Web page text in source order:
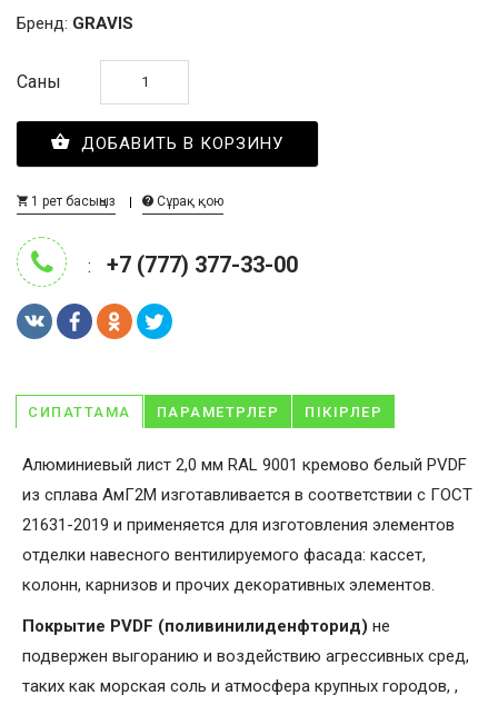
Бренд: GRAVIS
Саны
ДОБАВИТЬ В КОРЗИНУ
1 рет басыңыз Сұрақ қою
: +7 (777) 377-33-00
СИПАТТАМА ПАРАМЕТРЛЕР ПІКІРЛЕР
Алюминиевый лист 2,0 мм RAL 9001 кремово белый PVDF
из сплава АмГ2М изготавливается в соответствии с ГОСТ
21631-2019 и применяется для изготовления элементов
отделки навесного вентилируемого фасада: кассет,
колонн, карнизов и прочих декоративных элементов.
Покрытие PVDF (поливинилиденфторид) не
подвержен выгоранию и воздействию агрессивных сред,
таких как морская соль и атмосфера крупных городов, ,